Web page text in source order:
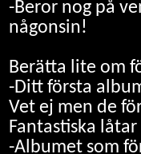
-Beror nog på
någonsin!
Berätta lite om
-Ditt första
Vet ej men de
Fantastiska
-Albumet som